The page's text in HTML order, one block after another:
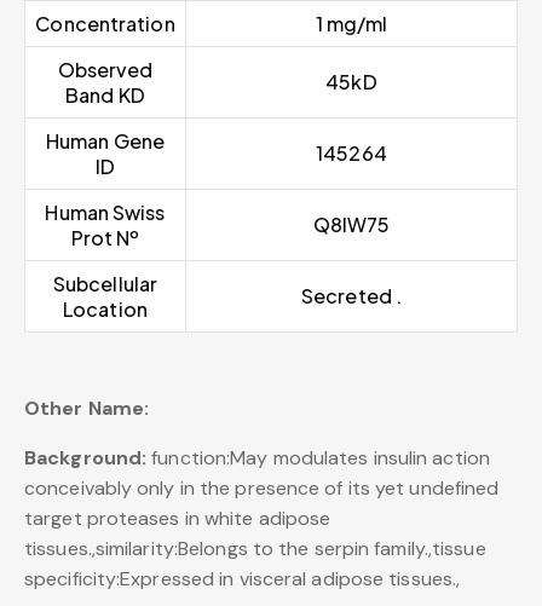
Concentration
1 mg/ml
Observed
Band KD
45kD
Human Gene
ID
145264
Human Swiss
Prot Nº
Q8IW75
Subcellular
Location
Secreted .
Other Name:
Background: function:May modulates insulin action
conceivably only in the presence of its yet undefined
target proteases in white adipose
tissues.,similarity:Belongs to the serpin family.,tissue
specificity:Expressed in visceral adipose tissues.,